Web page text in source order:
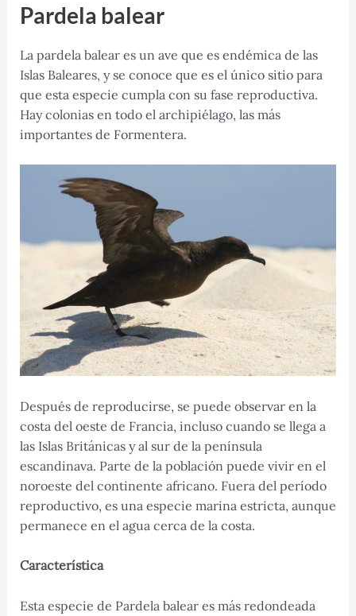
Pardela balear
La pardela balear es un ave que es endémica de las
Islas Baleares, y se conoce que es el único sitio para
que esta especie cumpla con su fase reproductiva.
Hay colonias en todo el archipiélago, las más
importantes de Formentera.
Después de reproducirse, se puede observar en la
costa del oeste de Francia, incluso cuando se llega a
las Islas Británicas y al sur de la península
escandinava. Parte de la población puede vivir en el
noroeste del continente africano. Fuera del período
reproductivo, es una especie marina estricta, aunque
permanece en el agua cerca de la costa.
Característica
Esta especie de Pardela balear es más redondeada